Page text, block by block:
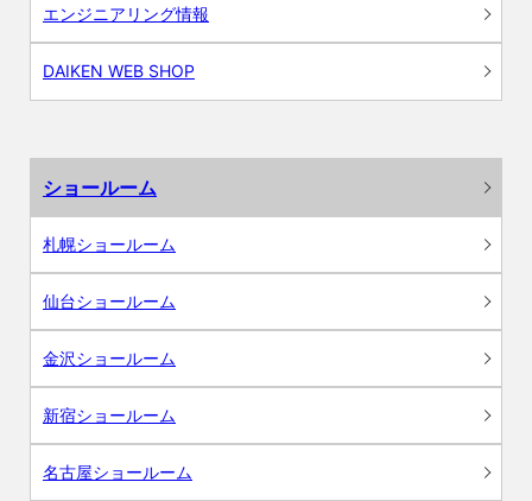
エンジニアリング情報
DAIKEN WEB SHOP
ショールーム
札幌ショールーム
仙台ショールーム
金沢ショールーム
新宿ショールーム
名古屋ショールーム